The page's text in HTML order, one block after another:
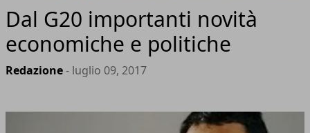
Dal G20 importanti novità
economiche e politiche
Redazione- luglio 09, 2017